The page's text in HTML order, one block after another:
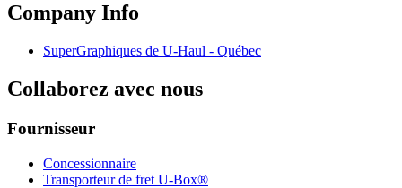
Company Info
SuperGraphiques de U-Haul - Québec
Collaborez avec nous
Fournisseur
Concessionnaire
Transporteur de fret U-Box®